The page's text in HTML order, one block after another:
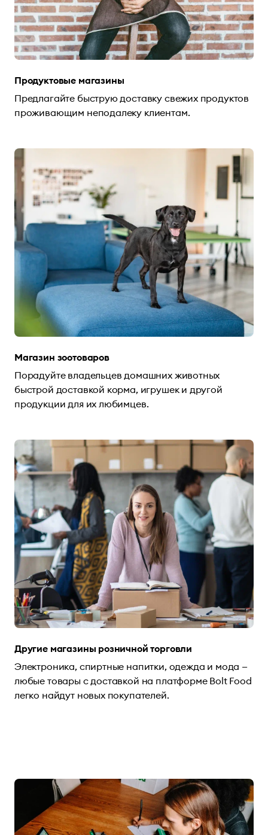
Продуктовые магазины
Предлагайте быструю доставку свежих продуктов
проживающим неподалеку клиентам.
Магазин зоотоваров
Порадуйте владельцев домашних животных
быстрой доставкой корма, игрушек и другой
продукции для их любимцев.
Другие магазины розничной торговли
Электроника, спиртные напитки, одежда и мода —
любые товары с доставкой на платформе Bolt Food
легко найдут новых покупателей.